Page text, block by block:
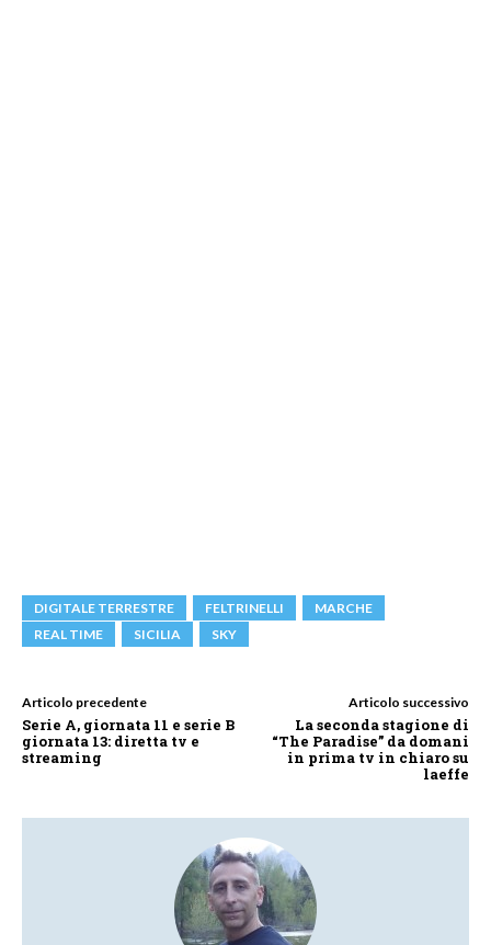
DIGITALE TERRESTRE FELTRINELLI
MARCHE
REAL TIME
SICILIA SKY
Articolo precedente
Serie A, giornata 11 e serie B
giornata 13: diretta tv e
streaming
Articolo successivo
La seconda stagione di
“The Paradise” da domani
in prima tv in chiaro su
laeffe